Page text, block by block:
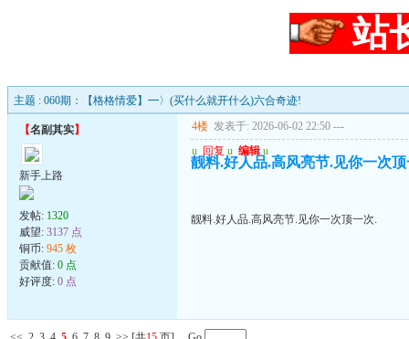
站
主题 : 060期：【格格情爱】━〉(买什么就开什么)六合奇迹!
【名副其实】
新手上路
发帖: 1320
威望: 3137 点
铜币: 945 枚
贡献值: 0 点
好评度: 0 点
4楼 发表于: 2026-06-02 22:50 ---
u 回复 u 编辑 u
靓料.好人品.高风亮节.见你一次
靓料.好人品.高风亮节.见你一次顶一次.